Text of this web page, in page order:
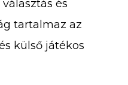
és
tartalmaz az
külső játékos